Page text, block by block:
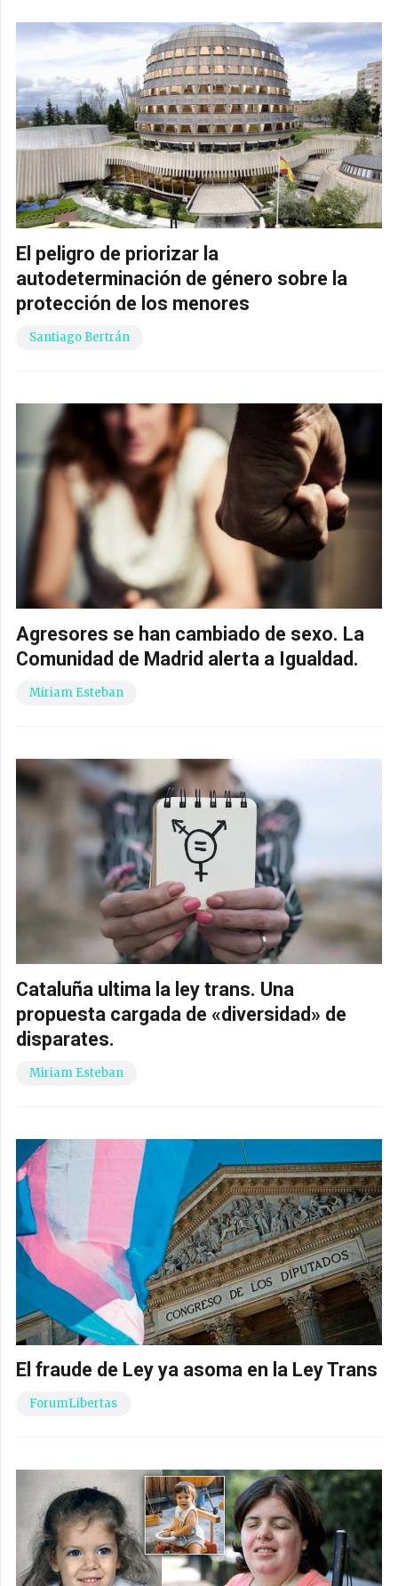
El peligro de priorizar la
autodeterminación de género sobre la
protección de los menores
Santiago Bertrán
Agresores se han cambiado de sexo. La
Comunidad de Madrid alerta a Igualdad.
Miriam Esteban
Cataluña ultima la ley trans. Una
propuesta cargada de «diversidad» de
disparates.
Miriam Esteban
El fraude de Ley ya asoma en la Ley Trans
ForumLibertas